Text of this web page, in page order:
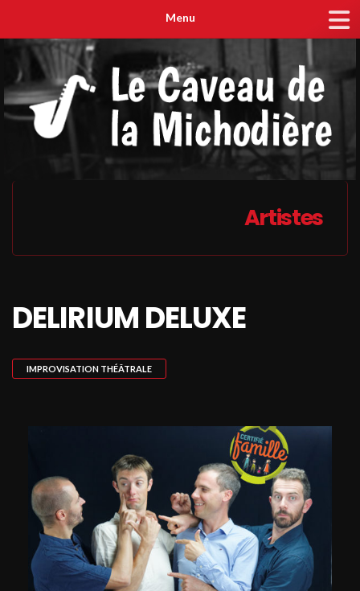
Menu
Artistes
DELIRIUM DELUXE
IMPROVISATION THÉÂTRALE